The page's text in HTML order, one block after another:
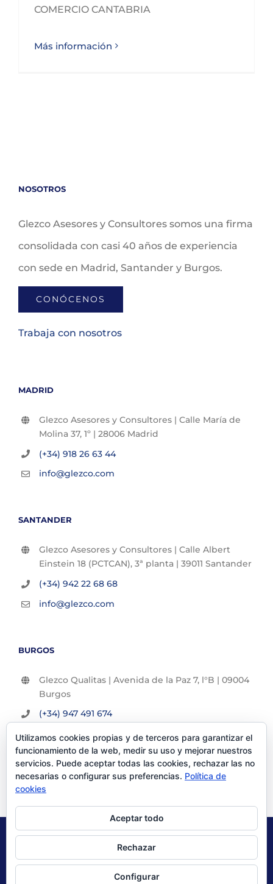
COMERCIO CANTABRIA
Más información
NOSOTROS
Glezco Asesores y Consultores somos una firma
consolidada con casi 40 años de experiencia
con sede en Madrid, Santander y Burgos.
CONÓCENOS
Trabaja con nosotros
MADRID
Glezco Asesores y Consultores | Calle María de
Molina 37, 1º | 28006 Madrid
(+34) 918 26 63 44
info@glezco.com
SANTANDER
Glezco Asesores y Consultores | Calle Albert
Einstein 18 (PCTCAN), 3ª planta | 39011 Santander
(+34) 942 22 68 68
info@glezco.com
BURGOS
Glezco Qualitas | Avenida de la Paz 7, l°B | 09004
Burgos
(+34) 947 491 674
info@glezco.com
© Glezco Asesores y Consultores 2019 | Todos los derechos
Politica de Privacidad
Utilizamos cookies propias y de terceros para garantizar el
funcionamiento de la web, medir su uso y mejorar nuestros
servicios. Puede aceptar todas las cookies, rechazar las no
necesarias o configurar sus preferencias. Política de
cookies
Aceptar todo
Rechazar
Configurar